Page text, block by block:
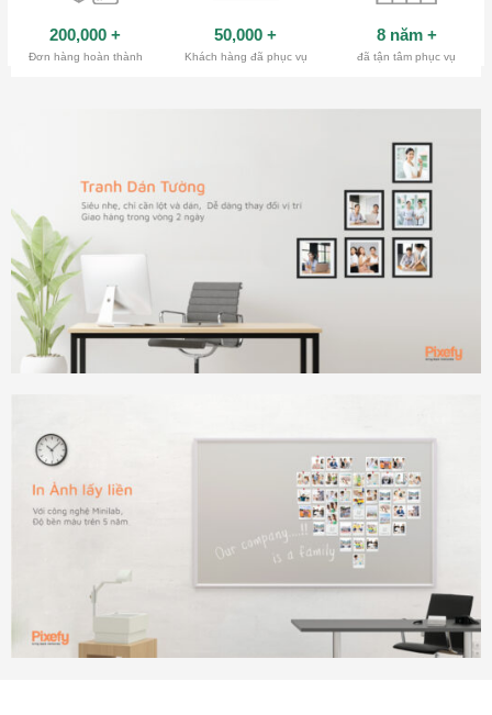
200,000 +
Đơn hàng hoàn thành
50,000 +
Khách hàng đã phục vụ
8 năm +
đã tận tâm phục vụ